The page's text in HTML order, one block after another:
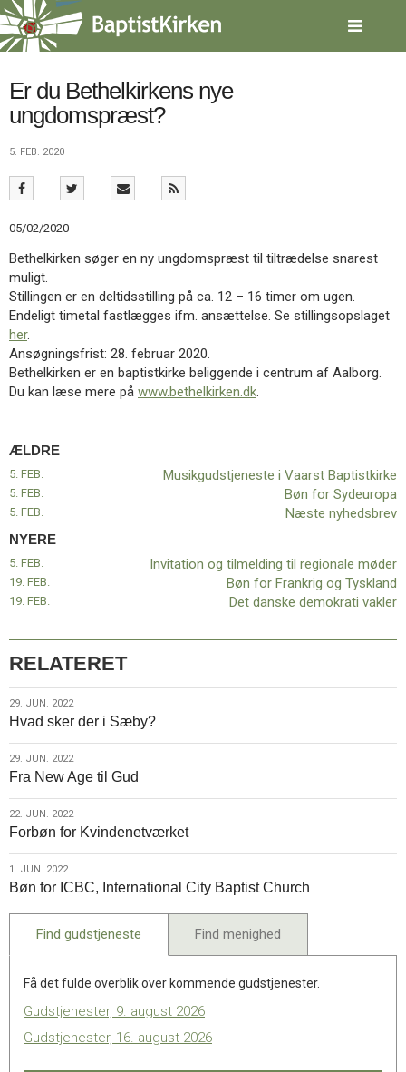
Spring
menu
over
gå
indholdVend
forsiden
Forside
3.0:
Kalender
4.0:
Inspiration
5.0:
Værktøjskassen
6.0:
Mission
7.0:
Om
8.0:
Kontakt
9.0:
Forside
10.0:
Nyheder
12.0:
Inspiration
13.0:
Værktøjskassen
14.0:
Mission
15.0:
Om
BaptistKirken
16.0:
Kontakt
Næste
indlæg:
Invitation
tilmelding
regionale
møderForrige
indlæg:
Musikgudstjeneste
Vaarst
Er du Bethelkirkens nye
ungdomspræst?
5. FEB. 2020
05/02/2020
Bethelkirken søger en ny ungdomspræst til tiltrædelse snarest
muligt.
Stillingen er en deltidsstilling på ca. 12 – 16 timer om ugen.
Endeligt timetal fastlægges ifm. ansættelse. Se stillingsopslaget
her.
Ansøgningsfrist: 28. februar 2020.
Bethelkirken er en baptistkirke beliggende i centrum af Aalborg.
Du kan læse mere på www.bethelkirken.dk.
ÆLDRE
5. FEB. Musikgudstjeneste i Vaarst Baptistkirke
5. FEB. Bøn for Sydeuropa
5. FEB. Næste nyhedsbrev
NYERE
Invitation og tilmelding til regionale møder
5. FEB.
Bøn for Frankrig og Tyskland
19. FEB.
Det danske demokrati vakler
19. FEB.
RELATERET
29.
jun.
2022
29. JUN. 2022
Hvad sker der i Sæby?
29.
jun.
2022
29. JUN. 2022
Fra New Age til Gud
22.
jun.
2022
22. JUN. 2022
Forbøn for Kvindenetværket
1.
jun.
2022
1. JUN. 2022
Bøn for ICBC, International City Baptist Church
Find gudstjeneste Find menighed
Få det fulde overblik over kommende gudstjenester.
Gudstjenester, 9. august 2026
Gudstjenester, 16. august 2026